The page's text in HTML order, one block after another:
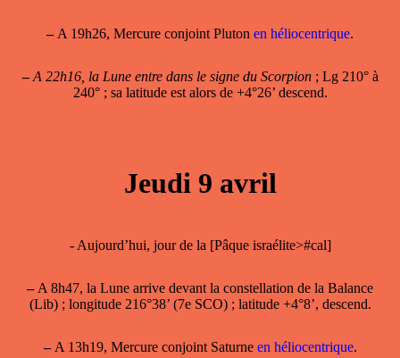
–A 19h26, Mercure conjoint Pluton en héliocentrique.
– A 22h16, la Lune entre dans le signe du Scorpion; Lg 210° à
240° ; sa latitude est alors de +4°26’ descend.
Jeudi 9 avril
- Aujourd’hui, jour de la [Pâque israélite>#cal]
–A 8h47, la Lune arrive devant la constellation de la Balance
(Lib) ; longitude 216°38’ (7e SCO) ; latitude +4°8’, descend.
–A 13h19, Mercure conjoint Saturne en héliocentrique.